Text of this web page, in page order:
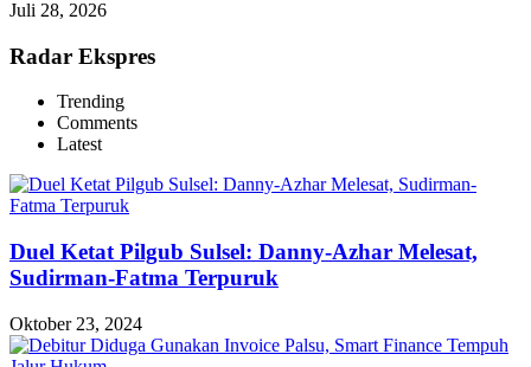
Juli 28, 2026
Radar Ekspres
Trending
Comments
Latest
Duel Ketat Pilgub Sulsel: Danny-Azhar Melesat,
Sudirman-Fatma Terpuruk
Oktober 23, 2024